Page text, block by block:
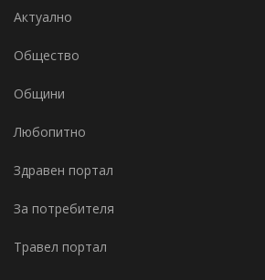
Актуално
Общество
Общини
Любопитно
Здравен портал
За потребителя
Травел портал